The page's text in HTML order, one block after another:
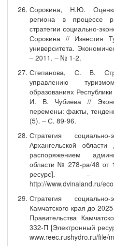
Сорокина, Н.Ю.
региона в процессе
стратегии социально-
Сорокина // Известия
университета.
– 2011. – № 1-2.
Степанова, С. В.
управлению
образованиях
И. В. Чубиева //
перемены: факты,
(5). – С. 89-96.
Стратегия социально-
Архангельской
распоряжением
области № 278-ра/48 от
ресурс]. –
http://www.dvinaland.ru/
Стратегия социально-
Камчатского края до
Правительства
332-П [Электронный
www.reec.rushydro.ru/file/